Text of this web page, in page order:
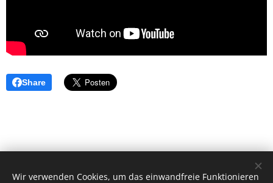
Share
Wir verwenden Cookies, um das einwandfreie Funktionieren